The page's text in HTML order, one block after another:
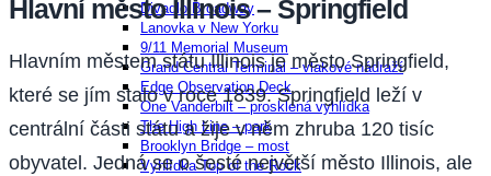
Divadlo Broadway
Lanovka v New Yorku
9/11 Memorial Museum
Grand Central Terminal – vlakové nádraží
Edge Observation Deck
One Vanderbilt – prosklená vyhlídka
The High Line – park
Brooklyn Bridge – most
Vyhlídka Top of the Rock
Hlavní město Illinois – Springfield
Hlavním městem státu Illinois je město Springfield,
které se jím stalo v roce 1839. Springfield leží v
centrální části státu a žije v něm zhruba 120 tisíc
obyvatel. Jedná se o šesté největší město Illinois, ale